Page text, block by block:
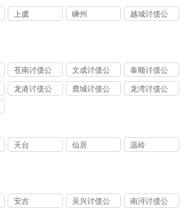
上虞 嵊州
越城讨债公
苍南讨债公
司
文成讨债公
司
泰顺讨债公
司
龙港讨债公
鹿城讨债公
龙湾讨债公
天台 仙居 温岭
安吉
吴兴讨债公
南浔讨债公